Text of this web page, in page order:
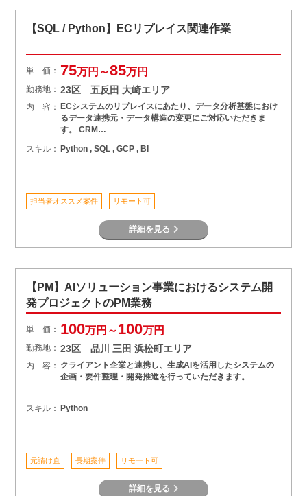
【SQL / Python】ECリプレイス関連作業
単 価： 75万円～85万円
勤務地： 23区 五反田 大崎エリア
内 容： ECシステムのリプレイスにあたり、データ分析基盤におけ
るデータ連携元・データ構造の変更にご対応いただきま
す。 CRM…
スキル： Python , SQL , GCP , BI
担当者オススメ案件 リモート可
詳細を見る
【PM】AIソリューション事業におけるシステム開
発プロジェクトのPM業務
単 価： 100万円～100万円
勤務地： 23区 品川 三田 浜松町エリア
内 容： クライアント企業と連携し、生成AIを活用したシステムの
企画・要件整理・開発推進を行っていただきます。
スキル： Python
元請け直 長期案件 リモート可
詳細を見る